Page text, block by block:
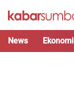
News Ekonomi